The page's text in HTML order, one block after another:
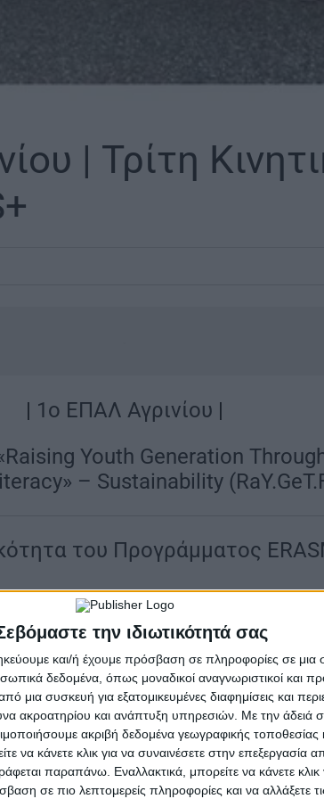
την ιδιωτικότητά σας
και/ή έχουμε πρόσβαση σε πληροφορίες σε
δεδομένα, όπως μοναδικοί αναγνωριστικοί και
μια συσκευή για εξατομικευμένες διαφημίσεις και
ακροατηρίου και ανάπτυξη υπηρεσιών. Με την άδειά
ακριβή δεδομένα γεωγραφικής τοποθεσίας
κάνετε κλικ για να συναινέσετε στην επεξεργασία
παραπάνω. Εναλλακτικά, μπορείτε να κάνετε κλικ
σε πιο λεπτομερείς πληροφορίες και να αλλάξετε
| Τρίτη
| 1ο ΕΠΑΛ Αγρινίου |
Youth Generation
– Sustainability
του Προγράμματος
| Μεγαλώνοντας τη Νέα
υποδοχής το 1ο ΕΠΑΛ Αγρινίου
ERASMUS+ διεξήχθη με επιτυχία στο
Literacy» – Sustainability
πραγματοποιήθηκε η τρίτη κινητικότητα